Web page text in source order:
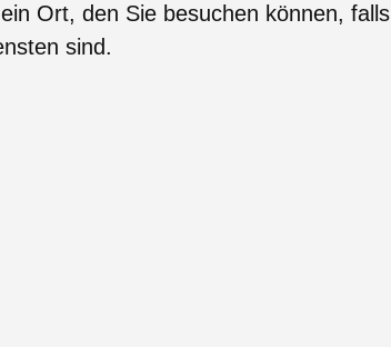
Ort, den Sie besuchen können, falls
sind.